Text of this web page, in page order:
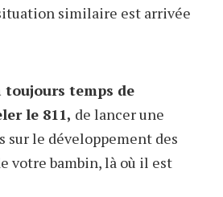
similaire est arrivée
toujours temps de
le 811, de lancer une
le développement des
votre bambin, là où il est